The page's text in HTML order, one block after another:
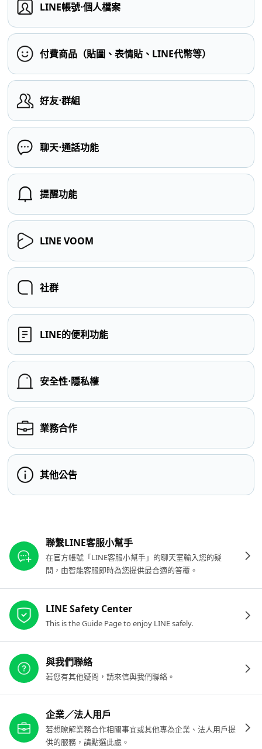
LINE帳號⋅個人檔案
付費商品（貼圖、表情貼、LINE代幣等）
好友⋅群組
聊天⋅通話功能
提醒功能
LINE VOOM
社群
LINE的便利功能
安全性⋅隱私權
業務合作
其他公告
聯繫LINE客服小幫手
在官方帳號「LINE客服小幫手」的聊天室輸入您的疑
問，由智能客服即時為您提供最合適的答覆。
LINE Safety Center
This is the Guide Page to enjoy LINE safely.
與我們聯絡
若您有其他疑問，請來信與我們聯絡。
企業／法人用戶
若想瞭解業務合作相關事宜或其他專為企業、法人用戶提
供的服務，請點選此處。